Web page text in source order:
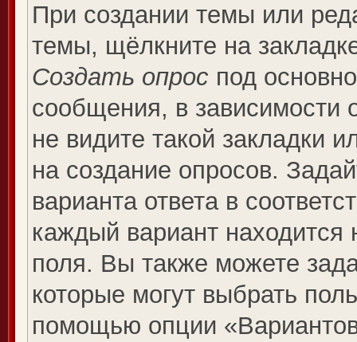
При создании темы или
темы, щёлкните на
Создать опрос под
сообщения, в зависимости
не видите такой закладки
на создание опросов.
варианта ответа в
каждый вариант находится
поля. Вы также можете
которые могут выбрать
помощью опции